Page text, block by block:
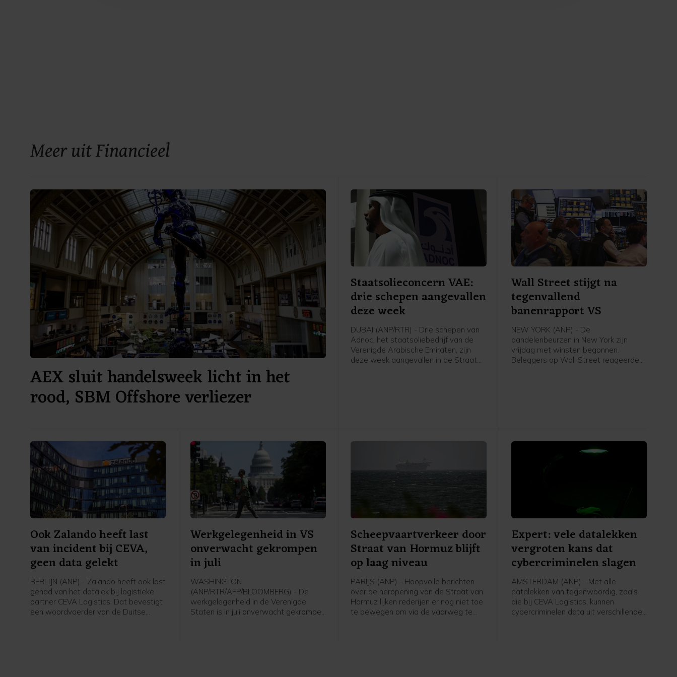
Meer uit Financieel
AEX sluit handelsweek licht in het
rood, SBM Offshore verliezer
Staatsolieconcern VAE:
drie schepen aangevallen
deze week
DUBAI (ANP/RTR) - Drie schepen van
Adnoc, het staatsoliebedrijf van de
Verenigde Arabische Emiraten, zijn
deze week aangevallen in de Straat
Wall Street stijgt na
tegenvallend
banenrapport VS
NEW YORK (ANP) - De
aandelenbeurzen in New York zijn
vrijdag met winsten begonnen.
Beleggers op Wall Street reageerden
voorzichtiger worden met het
verhogen van de rente.
Ook Zalando heeft last
van incident bij CEVA,
geen data gelekt
BERLIJN (ANP) - Zalando heeft ook last
gehad van het datalek bij logistieke
partner CEVA Logistics. Dat bevestigt
een woordvoerder van de Duitse
Werkgelegenheid in VS
onverwacht gekrompen
in juli
WASHINGTON
(ANP/RTR/AFP/BLOOMBERG) - De
werkgelegenheid in de Verenigde
Staten is in juli onverwacht gekrompen
Scheepvaartverkeer door
Straat van Hormuz blijft
op laag niveau
PARIJS (ANP) - Hoopvolle berichten
over de heropening van de Straat van
Hormuz lijken rederijen er nog niet toe
te bewegen om via de vaarweg te
Expert: vele datalekken
vergroten kans dat
cybercriminelen slagen
AMSTERDAM (ANP) - Met alle
datalekken van tegenwoordig, zoals
die bij CEVA Logistics, kunnen
cybercriminelen data uit verschillende